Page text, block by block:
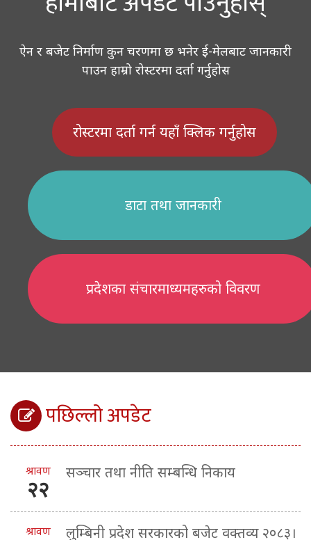
ऐन र बजेट निर्माण कुन चरणमा छ भनेर ई-मेलबाट जानकारी
पाउन हाम्रो रोस्टरमा दर्ता गर्नुहोस
रोस्टरमा दर्ता गर्न यहाँ क्लिक गर्नुहोस
डाटा तथा जानकारी
प्रदेशका संचारमाध्यमहरुको विवरण
पछिल्लो अपडेट
श्रावण
२२
सञ्चार तथा नीति सम्बन्धि निकाय
श्रावण लुम्बिनी प्रदेश सरकारको बजेट वक्तव्य २०८३।